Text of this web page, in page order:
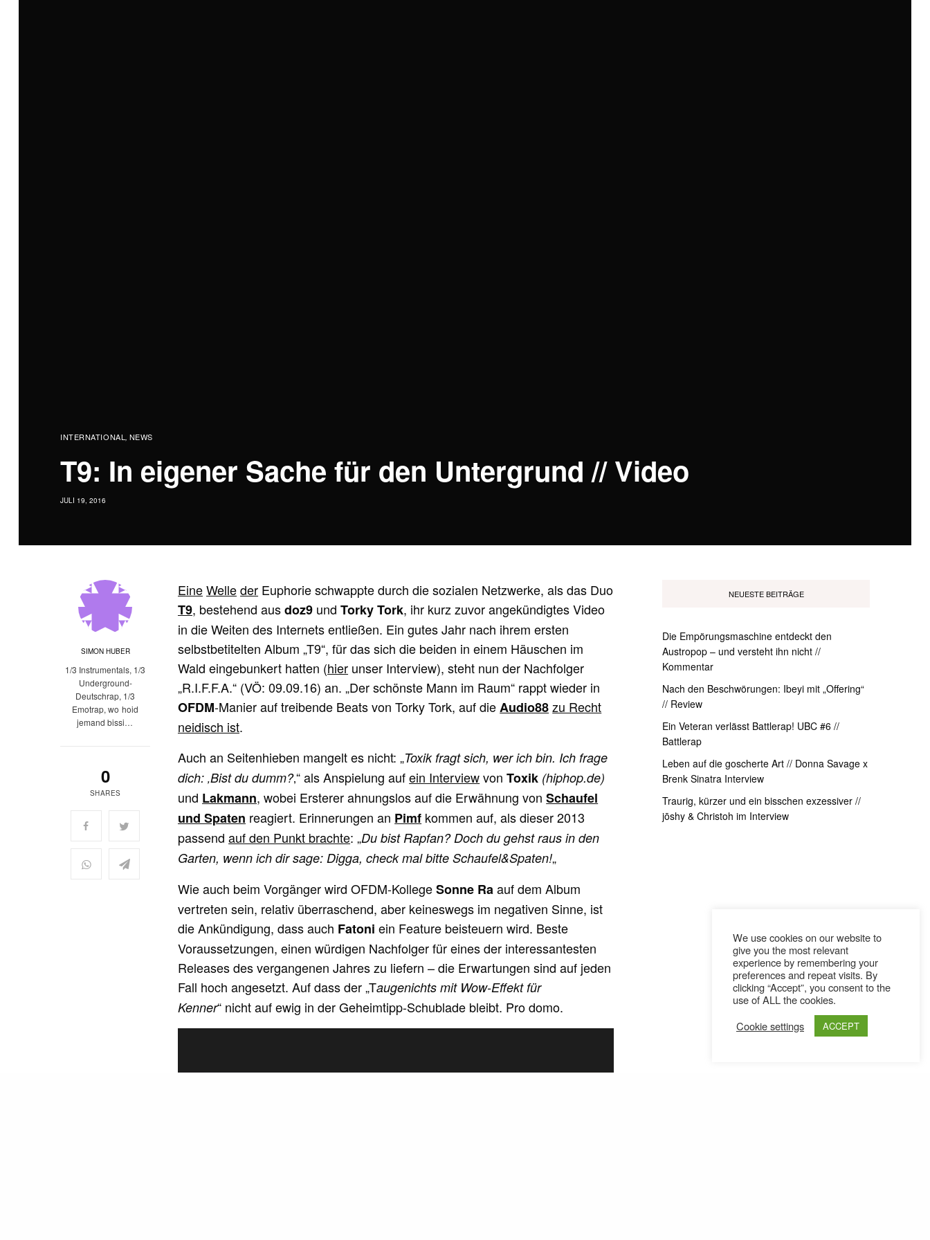
INTERNATIONAL, NEWS
T9: In eigener Sache für den Untergrund // Video
JULI 19, 2016
SIMON HUBER
1/3 Instrumentals, 1/3
Underground-
Deutschrap, 1/3
Emotrap, wo hoid
jemand bissi…
0
SHARES
EineWelleder Euphorie schwappte durch die sozialen Netzwerke, als das Duo
T9, bestehend ausdoz9 undTorky Tork, ihr kurz zuvor angekündigtes Video
in die Weiten des Internets entließen. Ein gutes Jahr nach ihrem ersten
selbstbetitelten Album „T9“, für das sich die beiden in einem Häuschen im
Wald eingebunkert hatten (hier unser Interview), steht nun der Nachfolger
„R.I.F.F.A.“ (VÖ: 09.09.16) an. „Der schönste Mann im Raum“ rappt wieder in
OFDM-Manier auf treibende Beats von Torky Tork, auf dieAudio88 zu Recht
neidisch ist.
Auch an Seitenhieben mangelt es nicht: „Toxik fragt sich, wer ich bin. Ich frage
dich: ‚Bist du dumm?‚“ als Anspielung aufein InterviewvonToxik (hiphop.de)
und Lakmann, wobei Ersterer ahnungslos auf die Erwähnung vonSchaufel
und Spaten reagiert. Erinnerungen an Pimf kommen auf, als dieser 2013
passendauf den Punkt brachte: „Du bist Rapfan? Doch du gehst raus in den
Garten, wenn ich dir sage: Digga, check mal bitte Schaufel&Spaten!„
Wie auch beim Vorgänger wird OFDM-KollegeSonne Raauf dem Album
vertreten sein, relativ überraschend, aber keineswegs im negativen Sinne, ist
die Ankündigung, dass auch Fatoni ein Feature beisteuern wird. Beste
Voraussetzungen, einen würdigen Nachfolger für eines der interessantesten
Releases des vergangenen Jahres zu liefern – die Erwartungen sind auf jeden
Fall hoch angesetzt. Auf dass der „Taugenichts mit Wow-Effekt für
Kenner“ nicht auf ewig in der Geheimtipp-Schublade bleibt. Pro domo.
NEUESTE BEITRÄGE
Die Empörungsmaschine entdeckt den
Austropop – und versteht ihn nicht //
Kommentar
Nach den Beschwörungen: Ibeyi mit „Offering“
// Review
Ein Veteran verlässt Battlerap! UBC #6 //
Battlerap
Leben auf die goscherte Art // Donna Savage x
Brenk Sinatra Interview
Traurig, kürzer und ein bisschen exzessiver //
jōshy & Christoh im Interview
We use cookies on our website to
give you the most relevant
experience by remembering your
preferences and repeat visits. By
clicking “Accept”, you consent to the
use of ALL the cookies.
Cookie settings
ACCEPT